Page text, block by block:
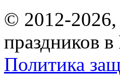
© 2012-
праздников
Политика